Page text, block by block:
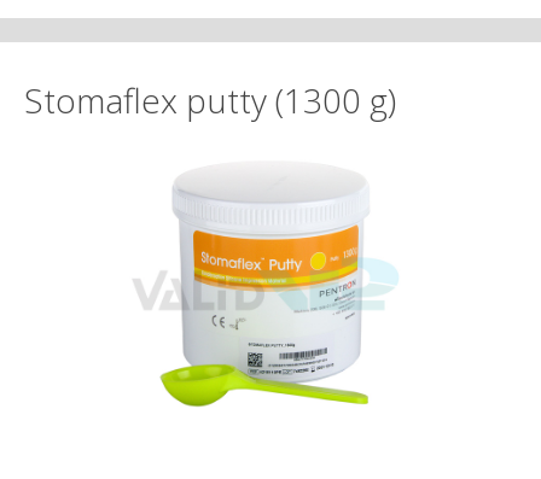
Stomaflex putty (1300 g)